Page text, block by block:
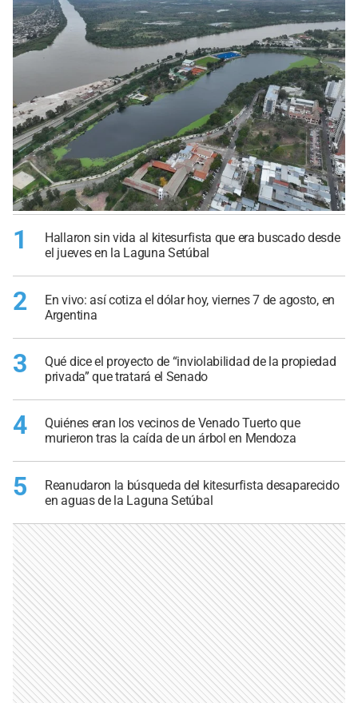
1
Hallaron sin vida al kitesurfista que era buscado desde
el jueves en la Laguna Setúbal
2
En vivo: así cotiza el dólar hoy, viernes 7 de agosto, en
Argentina
3
Qué dice el proyecto de “inviolabilidad de la propiedad
privada” que tratará el Senado
4
Quiénes eran los vecinos de Venado Tuerto que
murieron tras la caída de un árbol en Mendoza
5
Reanudaron la búsqueda del kitesurfista desaparecido
en aguas de la Laguna Setúbal